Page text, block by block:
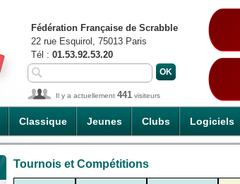
Classique Jeunes Clubs Logiciels
Fédération Française de Scrabble
22 rue Esquirol, 75013 Paris
Tél : 01.53.92.53.20
Il y a actuellement 441 visiteurs
Tournois et Compétitions